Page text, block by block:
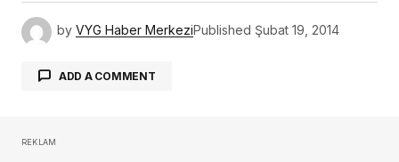
by VYG Haber MerkeziPublished Şubat 19, 2014
ADD A COMMENT
REKLAM